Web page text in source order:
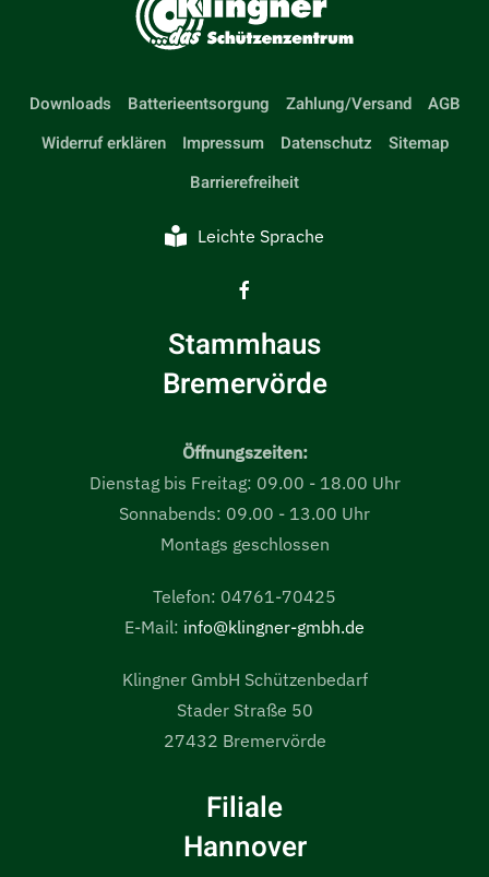
Downloads Batterieentsorgung Zahlung/Versand
AGB
Widerruf erklären
Impressum Datenschutz
Sitemap
Barrierefreiheit
Leichte Sprache
Stammhaus
Bremervörde
Öffnungszeiten:
Dienstag bis Freitag: 09.00 - 18.00 Uhr
Sonnabends: 09.00 - 13.00 Uhr
Montags geschlossen
Telefon: 04761-70425
E-Mail: info@klingner-gmbh.de
Klingner GmbH Schützenbedarf
Stader Straße 50
27432 Bremervörde
Filiale
Hannover